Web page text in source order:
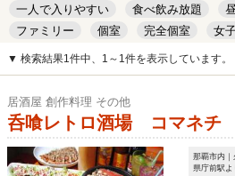
一人で入りやすい
食べ飲み放題
ファミリー
個室 完全個室 女
キッズルーム
安い デート
▼ 検索結果1件中、1～1件を表示しています。
居酒屋 創作料理 その他
呑喰レトロ酒場 コマネチ
那覇市内｜
県庁前駅よ